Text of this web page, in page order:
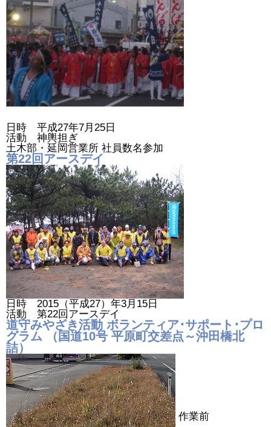
日時 平成27年7月25日
活動 神輿担ぎ
土木部・延岡営業所 社員数名参加
第22回アースデイ
日時 2015（平成27）年3月15日
活動 第22回アースデイ
道守みやざき活動 ボランティア･サポート･プロ
グラム （国道10号 平原町交差点～沖田橋北
詰）
作業前